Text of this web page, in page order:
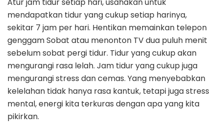
mendapatkan tidur yang cukup setiap harinya,
sekitar 7 jam per hari. Hentikan memainkan telepon
genggam Sobat atau menonton TV dua puluh menit
sebelum sobat pergi tidur. Tidur yang cukup akan
mengurangi rasa lelah. Jam tidur yang cukup juga
mengurangi stress dan cemas. Yang menyebabkan
kelelahan tidak hanya rasa kantuk, tetapi juga stress
mental, energi kita terkuras dengan apa yang kita
pikirkan.